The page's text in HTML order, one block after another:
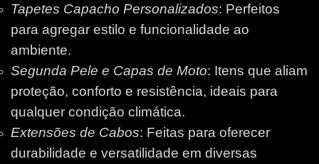
Tapetes Capacho Personalizados: Perfeitos
para agregar estilo e funcionalidade ao
ambiente.
Segunda Pele e Capas de Moto: Itens que aliam
proteção, conforto e resistência, ideais para
qualquer condição climática.
Extensões de Cabos: Feitas para oferecer
durabilidade e versatilidade em diversas